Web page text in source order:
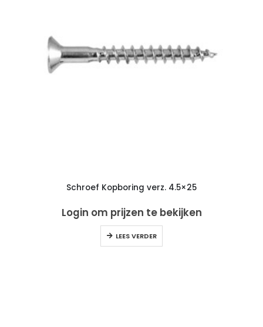
Schroef Kopboring verz. 4.5×25
Login om prijzen te bekijken
LEES VERDER